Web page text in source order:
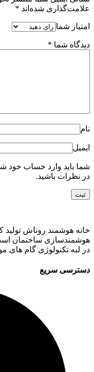
علامت‌گذاری شده‌اند *
امتیاز شما
دیدگاه شما *
نام
ایمیل
شما باید وارد حساب خود
در نظرات باشید.
خانه هوشمند روناش تولید
هوشمندسازی ساختمان است
در لبه تکنولوژی گام های
دسترسی سریع